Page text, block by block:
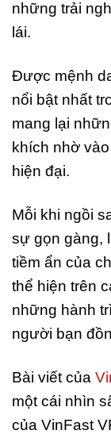
những trải
lái.
Được mệnh
nổi bật nhất
mang lại
khích nhờ
hiện đại.
Mỗi khi ngồi
sự gọn gàng,
tiềm ẩn của
thể hiện trên
những hành
người bạn
Bài viết của
một cái nhìn
của VinFast